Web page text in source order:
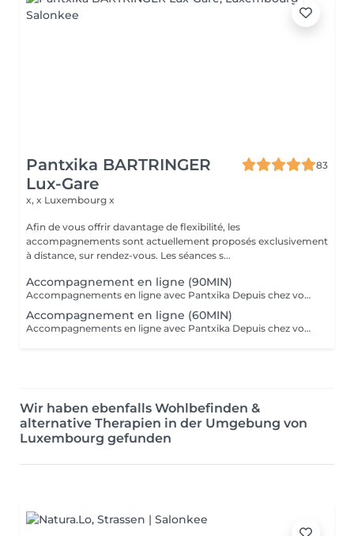
Pantxika BARTRINGER
Lux-Gare
83
x, x Luxembourg x
Afin de vous offrir davantage de flexibilité, les
accompagnements sont actuellement proposés exclusivement
à distance, sur rendez-vous. Les séances s...
Accompagnement en ligne (90MIN)
Accompagnements en ligne avec Pantxika Depuis chez vous, bénéficiez d'un accompagnement sur-mesure pour retrouver équilibre et sérénité. Chaque séance commence par une anamnèse pour comprendre votre parcours, vos besoins et vos attentes. Parce que chaque personne est unique, l'accompagnement est entièrement personnalisé. EFT (Emotional Freedom Techniques) : Libérez-vous des blocages émotionnels, du stress et des croyances limitantes grâce à cette technique de libération des émotions. IEP (Intention-Based Energy Process - Steve Wells) : Une approche puissante pour travailler sur vos résistances inconscientes et renforcer votre résilience. Reiki : Recevez une harmonisation énergétique à distance pour apaiser le corps et l'esprit. Réflexologie palmaire : Stimulez les points réflexes des mains pour favoriser le bien-être général. Comment ça marche ? Prenez rendez-vous en ligne. Recevez un lien Zoom après votre réservation. Connectez-vous à l'heure convenue pour votre séance. Où que vous soyez, je vous accompagne avec bienveillance et efficacité. Réservez votre séance dès maintenant Pantxika
Accompagnement en ligne (60MIN)
Accompagnements en ligne avec Pantxika Depuis chez vous, bénéficiez d'un accompagnement sur-mesure pour retrouver équilibre et sérénité. Chaque séance commence par une anamnèse pour comprendre votre parcours, vos besoins et vos attentes. Parce que chaque personne est unique, l'accompagnement est entièrement personnalisé. EFT (Emotional Freedom Techniques) : Libérez-vous des blocages émotionnels, du stress et des croyances limitantes grâce à cette technique de libération des émotions. IEP (Intention-Based Energy Process - Steve Wells) : Une approche puissante pour travailler sur vos résistances inconscientes et renforcer votre résilience. Reiki : Recevez une harmonisation énergétique à distance pour apaiser le corps et l'esprit. Réflexologie palmaire : Stimulez les points réflexes des mains pour favoriser le bien-être général. Comment ça marche ? Prenez rendez-vous en ligne. Recevez un lien Zoom après votre réservation. Connectez-vous à l'heure convenue pour votre séance. Où que vous soyez, je vous accompagne avec bienveillance et efficacité. Réservez votre séance dès maintenant Pantxika
Wir haben ebenfalls Wohlbefinden &
alternative Therapien in der Umgebung von
Luxembourg gefunden